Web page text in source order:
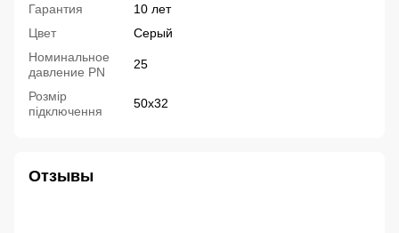
Гарантия
10 лет
Цвет
Серый
Номинальное
давление PN
25
Розмір
підключення
50x32
Отзывы